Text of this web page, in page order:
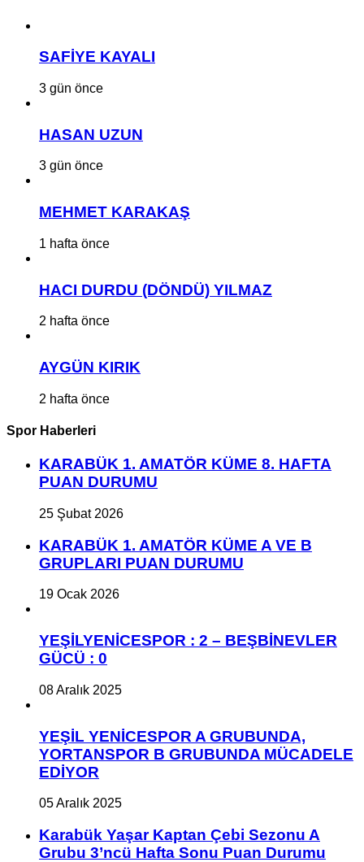
SAFİYE KAYALI
3 gün önce
HASAN UZUN
3 gün önce
MEHMET KARAKAŞ
1 hafta önce
HACI DURDU (DÖNDÜ) YILMAZ
2 hafta önce
AYGÜN KIRIK
2 hafta önce
Spor Haberleri
KARABÜK 1. AMATÖR KÜME 8. HAFTA
PUAN DURUMU
25 Şubat 2026
KARABÜK 1. AMATÖR KÜME A VE B
GRUPLARI PUAN DURUMU
19 Ocak 2026
YEŞİLYENİCESPOR : 2 – BEŞBİNEVLER
GÜCÜ : 0
08 Aralık 2025
YEŞİL YENİCESPOR A GRUBUNDA,
YORTANSPOR B GRUBUNDA MÜCADELE
EDİYOR
05 Aralık 2025
Karabük Yaşar Kaptan Çebi Sezonu A
Grubu 3’ncü Hafta Sonu Puan Durumu